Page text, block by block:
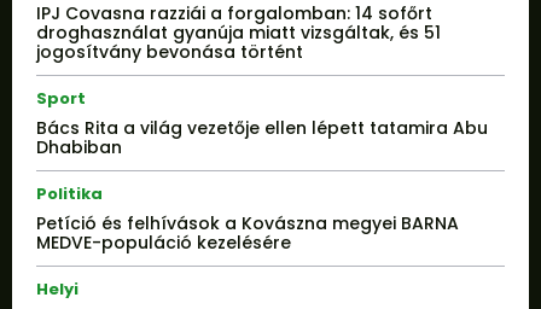
IPJ Covasna razziái a forgalomban: 14 sofőrt
droghasználat gyanúja miatt vizsgáltak, és 51
jogosítvány bevonása történt
Sport
Bács Rita a világ vezetője ellen lépett tatamira Abu
Dhabiban
Politika
Petíció és felhívások a Kovászna megyei BARNA
MEDVE-populáció kezelésére
Helyi